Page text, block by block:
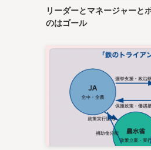
リーダーとマネージャーと
のはゴール